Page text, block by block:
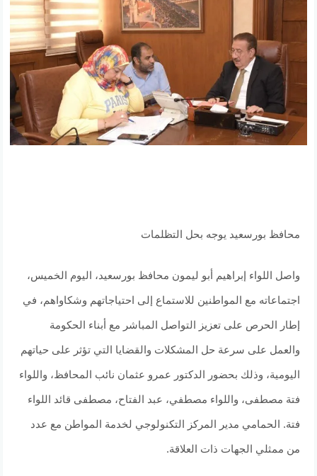
محافظ بورسعيد يوجه بحل التظلمات
واصل اللواء إبراهيم أبو ليمون محافظ بورسعيد، اليوم الخميس،
اجتماعاته مع المواطنين للاستماع إلى احتياجاتهم وشكاواهم، في
إطار الحرص على تعزيز التواصل المباشر مع أبناء الحكومة
والعمل على سرعة حل المشكلات والقضايا التي تؤثر على حياتهم
اليومية، وذلك بحضور الدكتور عمرو عثمان نائب المحافظ، واللواء
فتة مصطفى، واللواء مصطفي، عبد الفتاح، مصطفى قائد اللواء
فتة. الحمامي مدير المركز التكنولوجي لخدمة المواطن مع عدد
من ممثلي الجهات ذات العلاقة.